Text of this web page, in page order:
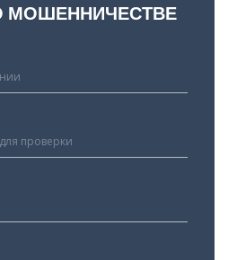
МОШЕННИЧЕСТВЕ